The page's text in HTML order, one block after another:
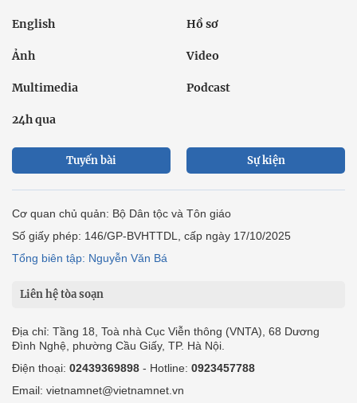
English Hồ sơ
Ảnh Video
Multimedia Podcast
24h qua
Tuyến bài Sự kiện
Cơ quan chủ quản: Bộ Dân tộc và Tôn giáo
Số giấy phép: 146/GP-BVHTTDL, cấp ngày 17/10/2025
Tổng biên tập: Nguyễn Văn Bá
Liên hệ tòa soạn
Địa chỉ: Tầng 18, Toà nhà Cục Viễn thông (VNTA), 68 Dương
Đình Nghệ, phường Cầu Giấy, TP. Hà Nội.
Điện thoại: 02439369898 - Hotline: 0923457788
Email: vietnamnet@vietnamnet.vn